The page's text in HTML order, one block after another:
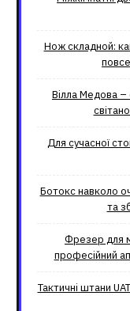
Нож складной:
Вілла Медова –
Для сучасної
Ботокс навколо
та
Фрезер для
професійний
Тактичні штани